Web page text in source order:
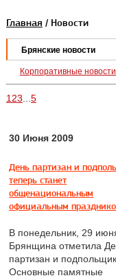
Главная / Новости
Брянские новости
Корпоративные новости
1 23 5
30 Июня 2009
День партизан и
теперь станет
общенациональным
официальным
В понедельник, 29
Брянщина отметила
партизан и
Основные памятные